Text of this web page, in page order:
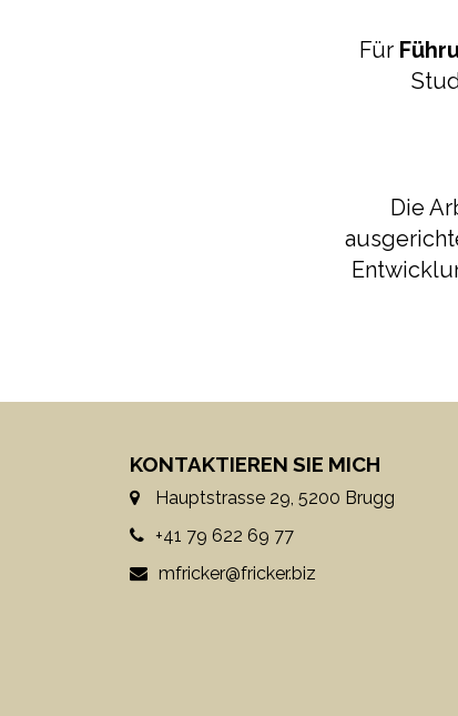
Für
Die
KONTAKTIEREN SIE MICH
Hauptstrasse 29, 5200 Brugg
+41 79 622 69 77
mfricker@fricker.biz